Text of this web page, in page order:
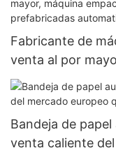
Fabricante de
venta al por
polvo para
Bandeja de
venta caliente